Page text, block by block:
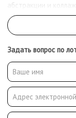
абстракции и
техниках, как
уникальных
экспонент
проходили в Москве
Востока, 1994),
частных
Произведения
Пушкина,
художественном
собраниях в России
Задать вопрос по